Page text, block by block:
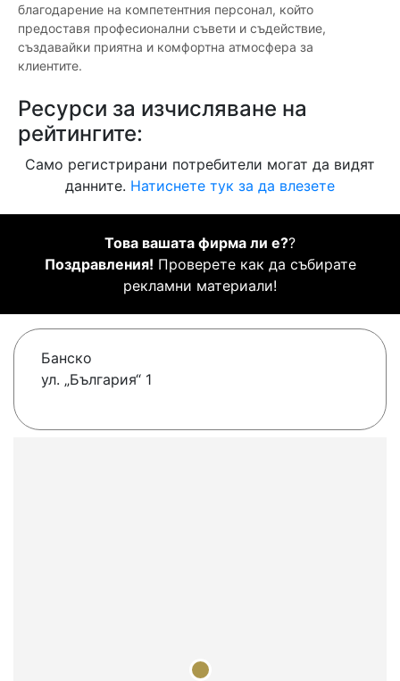
благодарение на компетентния персонал, който
предоставя професионални съвети и съдействие,
създавайки приятна и комфортна атмосфера за
клиентите.
Ресурси за изчисляване на
рейтингите:
Само регистрирани потребители могат да видят
данните. Натиснете тук за да влезете
Това вашата фирма ли е??
Поздравления! Проверете как да събирате
рекламни материали!
Банско
ул. „България“ 1